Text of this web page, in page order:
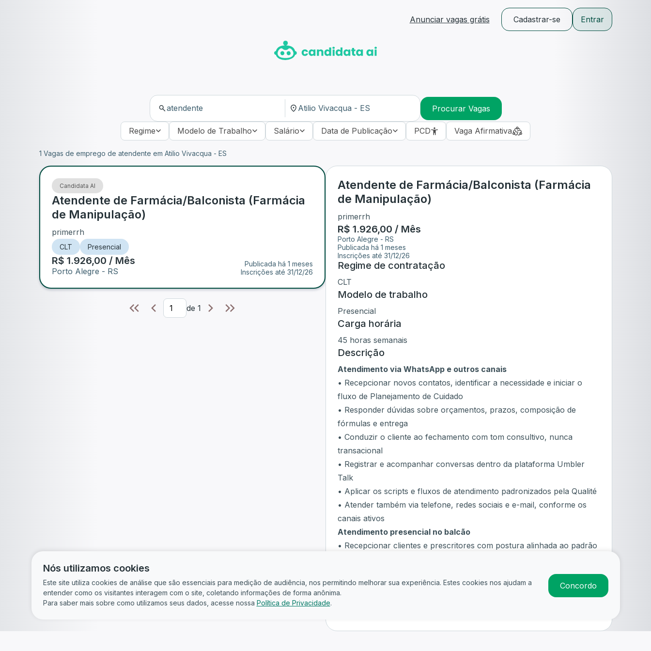
Anunciar vagas grátis Cadastrar-se Entrar
Procurar Vagas
Regime Modelo de Trabalho Salário Data de Publicação PCD Vaga Afirmativa
Atendente de Farmácia/Balconista (Farmácia
de Manipulação)
primerrh
R$ 1.926,00 / Mês
Porto Alegre - RS
Publicada há 1 meses
Inscrições até 31/12/26
Regime de contratação
CLT
Modelo de trabalho
Presencial
Carga horária
45 horas semanais
Descrição
Atendimento via WhatsApp e outros canais
• Recepcionar novos contatos, identificar a necessidade e iniciar o
fluxo de Planejamento de Cuidado
• Responder dúvidas sobre orçamentos, prazos, composição de
fórmulas e entrega
• Conduzir o cliente ao fechamento com tom consultivo, nunca
transacional
• Registrar e acompanhar conversas dentro da plataforma Umbler
Talk
• Aplicar os scripts e fluxos de atendimento padronizados pela Qualité
• Atender também via telefone, redes sociais e e-mail, conforme os
canais ativos
Atendimento presencial no balcão
• Recepcionar clientes e prescritores com postura alinhada ao padrão
• Apresentar fórmulas, linha própria e serviços com clareza e
embasamento técnico
1 Vagas de emprego de atendente em Atilio Vivacqua - ES
Candidata AI
Atendente de Farmácia/Balconista (Farmácia
de Manipulação)
primerrh
CLT Presencial
R$ 1.926,00 / Mês
Porto Alegre - RS
Publicada há 1 meses
Inscrições até 31/12/26
de1
Nós utilizamos cookies
Este site utiliza cookies de análise que são essenciais para medição de audiência, nos permitindo melhorar sua experiência. Estes cookies nos ajudam a
entender como os visitantes interagem com o site, coletando informações de forma anônima.
Para saber mais sobre como utilizamos seus dados, acesse nossa Política de Privacidade.
Concordo